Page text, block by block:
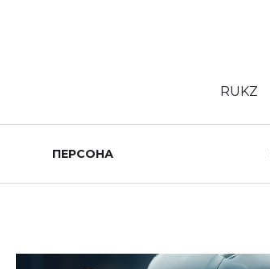
RUKZ
ПЕРСОНА